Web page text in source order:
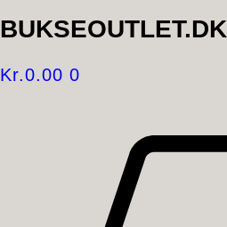
BUKSEOUTLET.DK
Kr.0.00 0